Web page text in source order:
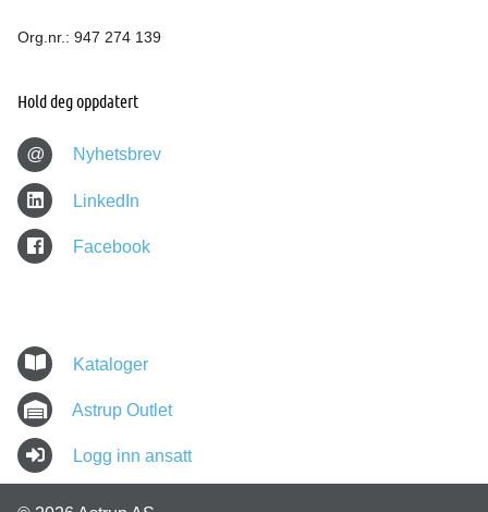
Org.nr.: 947 274 139
Hold deg oppdatert
@ Nyhetsbrev
LinkedIn
Facebook
Kataloger
Astrup Outlet
Logg inn ansatt